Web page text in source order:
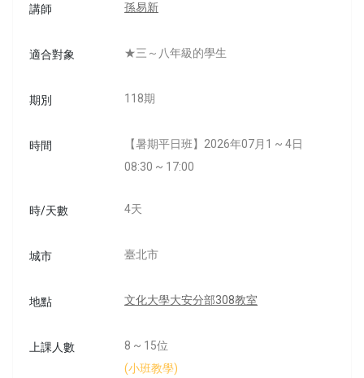
講師 孫易新
適合對象 ★三～八年級的學生
期別 118期
時間
【暑期平日班】2026年07月1 ~ 4日
08:30 ~ 17:00
時/天數 4天
城市 臺北市
地點 文化大學大安分部308教室
上課人數
8 ~ 15位
(小班教學)